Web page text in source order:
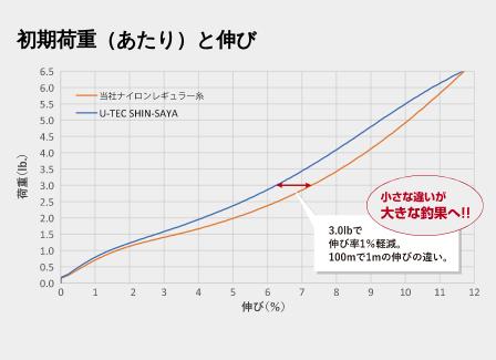
初期荷重（あたり）と伸び